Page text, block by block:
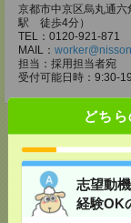
どち
志望動
経験OK
京都市中京区烏丸通
駅 徒歩4分）
TEL：0120-921-871
MAIL：
担当：採用担当者宛
受付可能日時：